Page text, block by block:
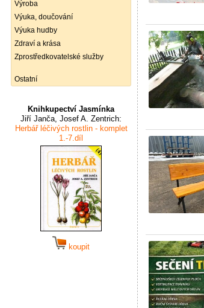
Výroba
Výuka, doučování
Výuka hudby
Zdraví a krása
Zprostředkovatelské služby
Ostatní
Knihkupectví Jasmínka
Jiří Janča, Josef A. Zentrich:
Herbář léčivých rostlin - komplet
1.-7.díl
koupit